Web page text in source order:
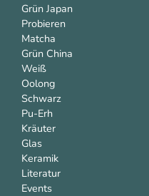
Grün Japan
Probieren
Matcha
Grün China
Weiß
Oolong
Schwarz
Pu-Erh
Kräuter
Glas
Keramik
Literatur
Events